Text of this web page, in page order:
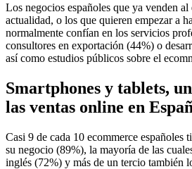
Los negocios españoles que ya venden al
actualidad, o los que quieren empezar a
normalmente confían en los servicios
consultores en exportación (44%) o
así como estudios públicos sobre el
Smartphones y tablets,
las ventas online en
Casi 9 de cada 10 ecommerce españoles
su negocio (89%), la mayoría de las
inglés (72%) y más de un tercio también